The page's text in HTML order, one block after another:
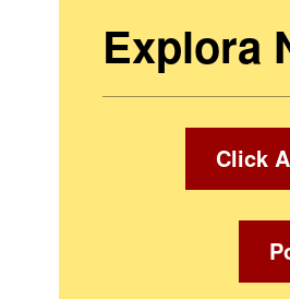
Explora
Click